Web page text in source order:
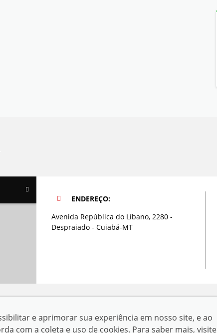
ENDEREÇO:
Avenida República do Líbano, 2280 -
Despraiado - Cuiabá-MT
do Líbano, 2280 - Despraiado - Cuiabá-MT
e aprimorar sua experiência em nosso site, e ao
com a coleta e uso de cookies. Para saber mais, visite